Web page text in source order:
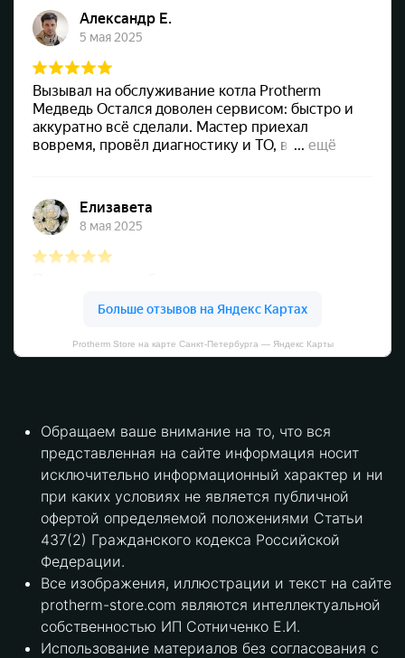
Protherm Store на карте Санкт‑Петербурга — Яндекс Карты
Обращаем ваше внимание на то, что вся
представленная на сайте информация носит
исключительно информационный характер и ни
при каких условиях не является публичной
офертой определяемой положениями Статьи
437(2) Гражданского кодекса Российской
Федерации.
Все изображения, иллюстрации и текст на сайте
protherm-store.com являются интеллектуальной
собственностью ИП Сотниченко Е.И.
Использование материалов без согласования с